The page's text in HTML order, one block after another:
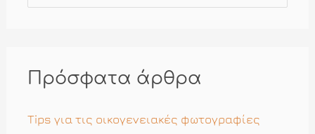
ή
η
Πρόσφατα άρθρα
Tips για τις οικογενειακές φωτογραφίες